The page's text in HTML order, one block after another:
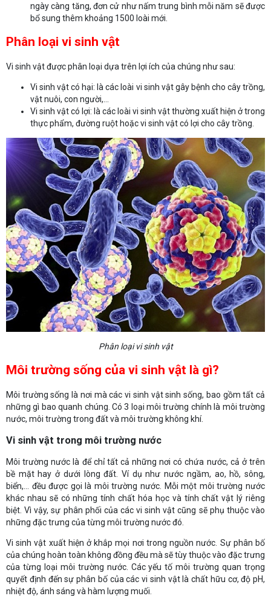
ngày càng tăng, đơn cử như nấm trung bình mỗi năm sẽ được
bổ sung thêm khoảng 1500 loài mới.
Phân loại vi sinh vật
Vi sinh vật được phân loại dựa trên lợi ích của chúng như sau:
Vi sinh vật có hại: là các loài vi sinh vật gây bệnh cho cây trồng,
vật nuôi, con người,...
Vi sinh vật có lợi: là các loài vi sinh vật thường xuất hiện ở trong
thực phẩm, đường ruột hoặc vi sinh vật có lợi cho cây trồng.
Phân loại vi sinh vật
Môi trường sống của vi sinh vật là gì?
Môi trường sống là nơi mà các vi sinh vật sinh sống, bao gồm tất cả
những gì bao quanh chúng. Có 3 loại môi trường chính là môi trường
nước, môi trường trong đất và môi trường không khí.
Vi sinh vật trong môi trường nước
Môi trường nước là để chỉ tất cả những nơi có chứa nước, cả ở trên
bề mặt hay ở dưới lòng đất. Ví dụ như nước ngầm, ao, hồ, sông,
biển,... đều được gọi là môi trường nước. Mỗi một môi trường nước
khác nhau sẽ có những tính chất hóa học và tính chất vật lý riêng
biệt. Vì vậy, sự phân phối của các vi sinh vật cũng sẽ phụ thuộc vào
những đặc trưng của từng môi trường nước đó.
Vi sinh vật xuất hiện ở khắp mọi nơi trong nguồn nước. Sự phân bố
của chúng hoàn toàn không đồng đều mà sẽ tùy thuộc vào đặc trưng
của từng loại môi trường nước. Các yếu tố môi trường quan trọng
quyết định đến sự phân bố của các vi sinh vật là chất hữu cơ, độ pH,
nhiệt độ, ánh sáng và hàm lượng muối.